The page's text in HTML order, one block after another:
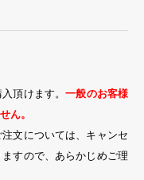
入頂けます。一般のお客様
ん。
文については、キャンセ
すので、あらかじめご理